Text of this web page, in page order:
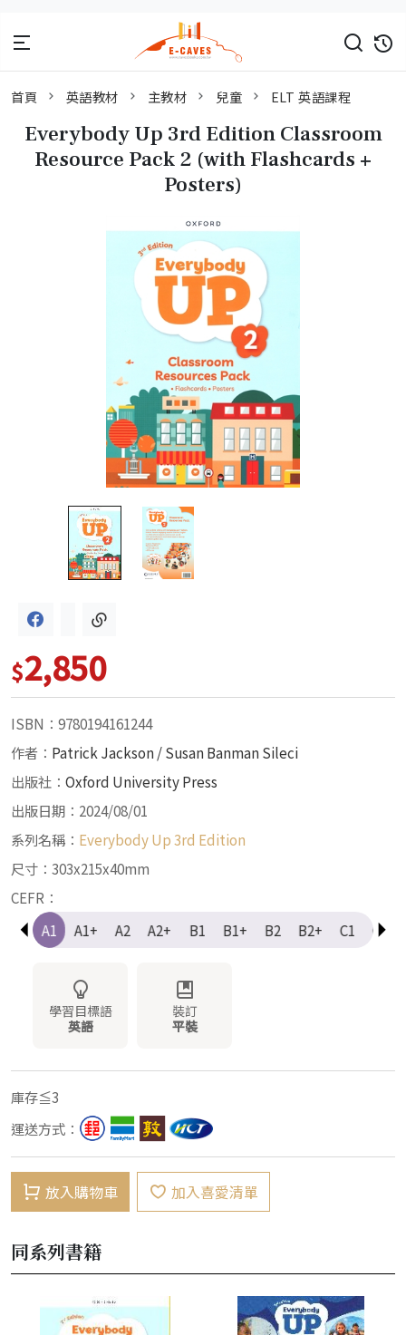
首頁 英語教材 主教材 兒童 ELT 英語課程
Everybody Up 3rd Edition Classroom
Resource Pack 2 (with Flashcards +
Posters)
$2,850
ISBN：9780194161244
作者： Patrick Jackson / Susan Banman Sileci
出版社： Oxford University Press
出版日期：2024/08/01
系列名稱： Everybody Up 3rd Edition
尺寸：303x215x40mm
CEFR：
A1
A1 A1+ A2 A2+ B1 B1+ B2 B2+ C1 C1+
學習目標語
英語
裝訂
平裝
庫存≦3
運送方式：
放入購物車 加入喜愛清單
同系列書籍